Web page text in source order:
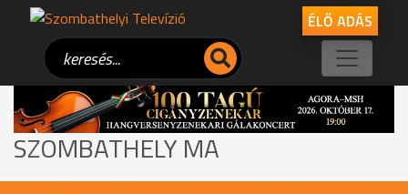
ÉLŐ ADÁS
SZOMBATHELY MA